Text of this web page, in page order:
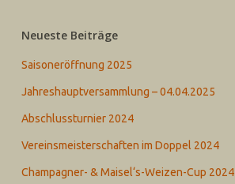
Neueste Beiträge
Saisoneröffnung 2025
Jahreshauptversammlung – 04.04.2025
Abschlussturnier 2024
Vereinsmeisterschaften im Doppel 2024
Champagner- & Maisel‘s-Weizen-Cup 2024